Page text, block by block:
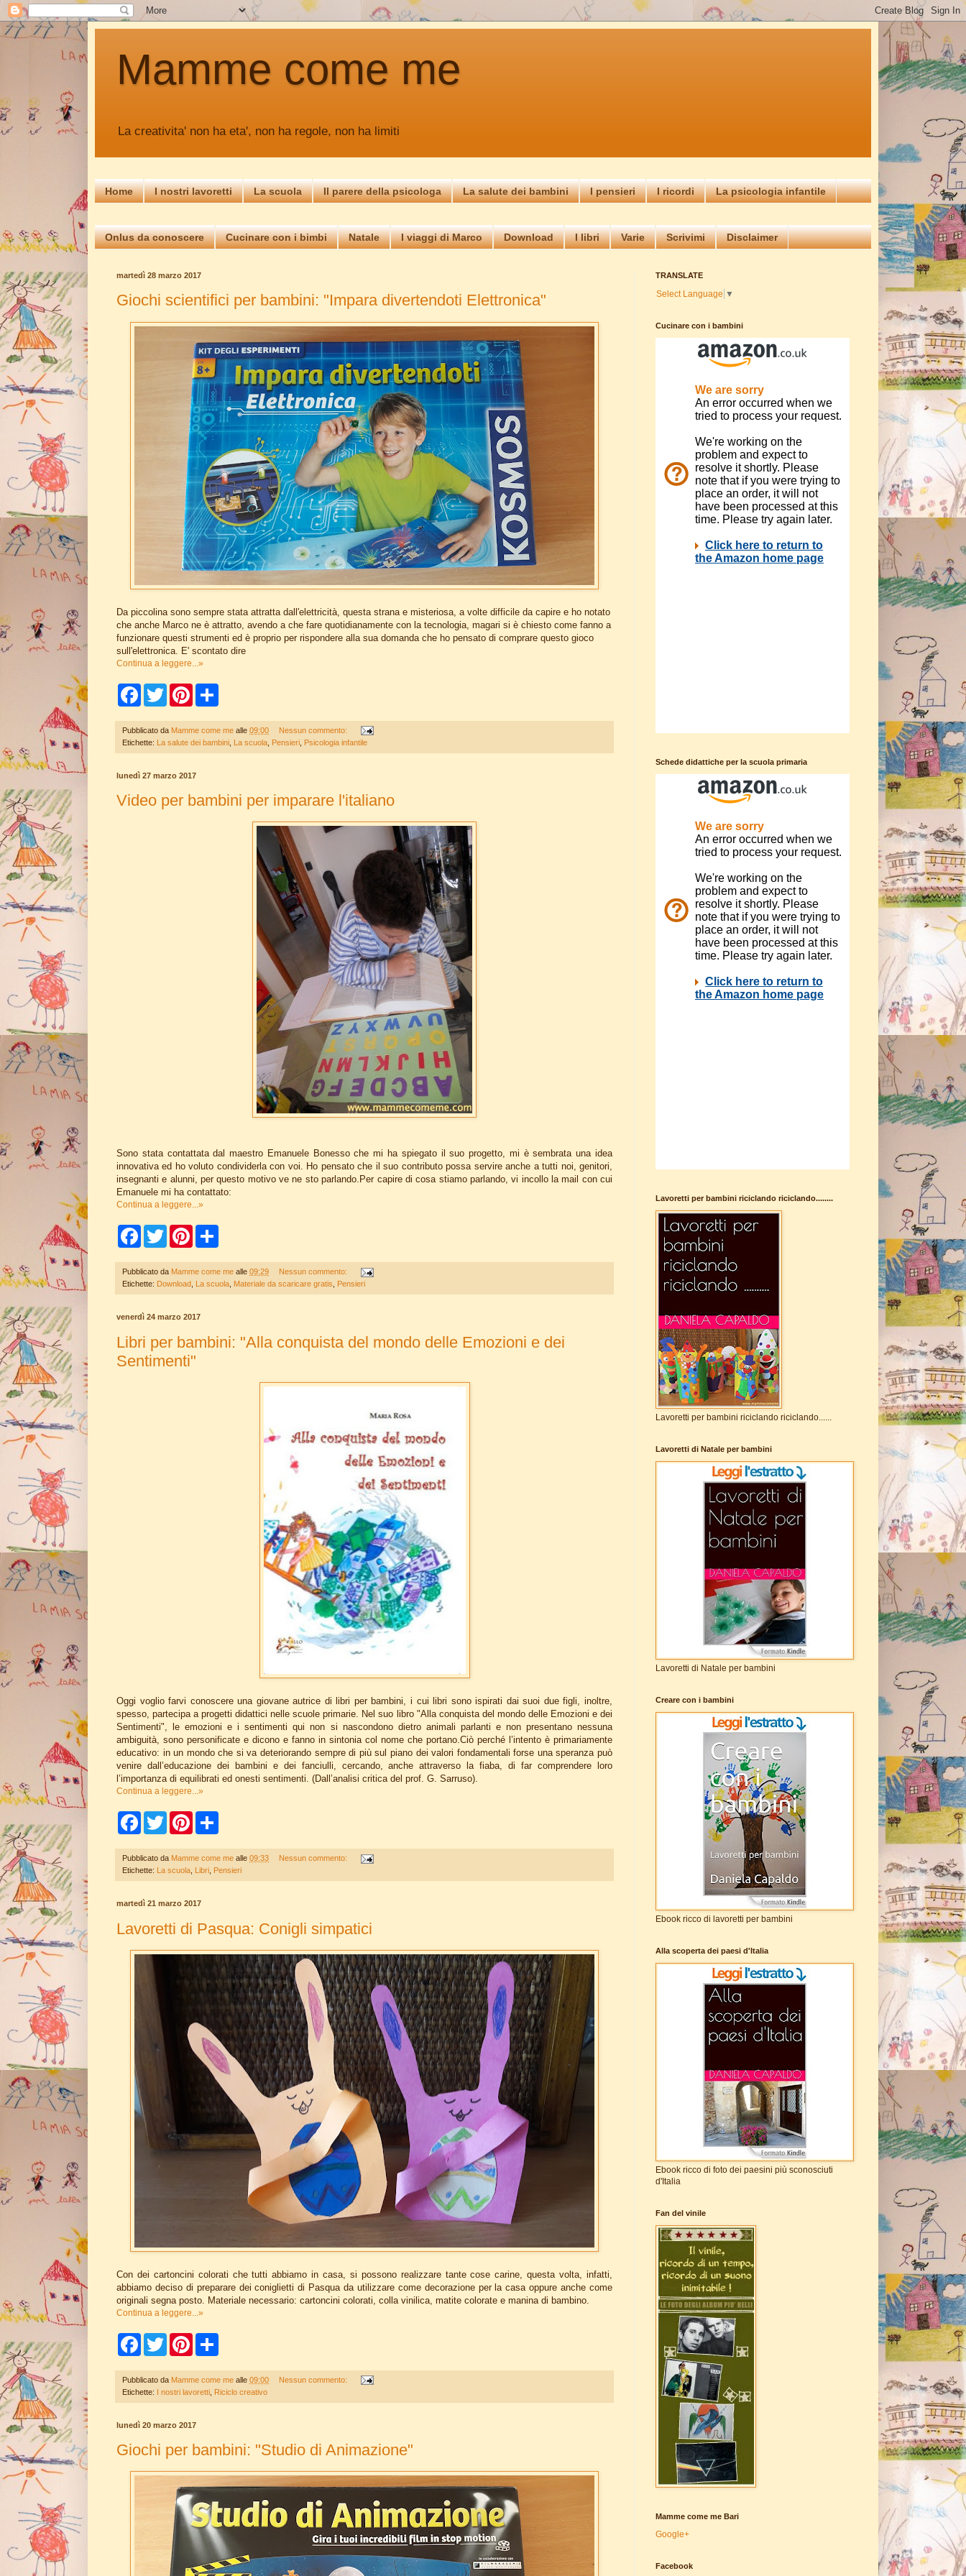
Mamme come me
La creativita' non ha eta', non ha regole, non ha limiti
Home I nostri lavoretti La scuola Il parere della psicologa La salute dei bambini I pensieri I ricordi La psicologia infantile
Onlus da conoscere Cucinare con i bimbi Natale I viaggi di Marco Download I libri Varie Scrivimi Disclaimer
martedì 28 marzo 2017
Giochi scientifici per bambini: "Impara divertendoti Elettronica"
Da piccolina sono sempre stata attratta dall'elettricità, questa strana e misteriosa, a volte difficile da capire e ho notato
che anche Marco ne è attratto, avendo a che fare quotidianamente con la tecnologia, magari si è chiesto come fanno a
funzionare questi strumenti ed è proprio per rispondere alla sua domanda che ho pensato di comprare questo gioco
sull'elettronica. E' scontato dire
Continua a leggere...»
F
e
b
o
T
w
t
t
e
P
t
e
r
t
r
e
Pubblicato da Mamme come me alle 09:00
Nessun commento:
Etichette: La salute dei bambini La scuola Pensieri Psicologia infantile
lunedì 27 marzo 2017
Video per bambini per imparare l'italiano
Sono stata contattata dal maestro Emanuele Bonesso che mi ha spiegato il suo progetto, mi è sembrata una idea
innovativa ed ho voluto condividerla con voi. Ho pensato che il suo contributo possa servire anche a tutti noi, genitori,
insegnanti e alunni, per questo motivo ve ne sto parlando.Per capire di cosa stiamo parlando, vi incollo la mail con cui
Emanuele mi ha contattato:
Continua a leggere...»
e
b
o
k
w
t
t
e
t
e
t
r
e
Pubblicato da Mamme come me alle 09:29
Nessun commento:
Etichette: Download La scuola Materiale da scaricare gratis Pensieri
venerdì 24 marzo 2017
Libri per bambini: "Alla conquista del mondo delle Emozioni e dei
Sentimenti"
Oggi voglio farvi conoscere una giovane autrice di libri per bambini, i cui libri sono ispirati dai suoi due figli, inoltre,
spesso, partecipa a progetti didattici nelle scuole primarie. Nel suo libro "Alla conquista del mondo delle Emozioni e dei
Sentimenti", le emozioni e i sentimenti qui non si nascondono dietro animali parlanti e non presentano nessuna
ambiguità, sono personificate e dicono e fanno in sintonia col nome che portano.Ciò perché l’intento è primariamente
educativo: in un mondo che si va deteriorando sempre di più sul piano dei valori fondamentali forse una speranza può
venire dall’educazione dei bambini e dei fanciulli, cercando, anche attraverso la fiaba, di far comprendere loro
l’importanza di equilibrati ed onesti sentimenti. (Dall’analisi critica del prof. G. Sarruso).
Continua a leggere...»
e
b
o
k
w
t
t
e
t
e
t
r
e
Pubblicato da Mamme come me alle 09:33
Nessun commento:
Etichette: La scuola Libri Pensieri
martedì 21 marzo 2017
Lavoretti di Pasqua: Conigli simpatici
Con dei cartoncini colorati che tutti abbiamo in casa, si possono realizzare tante cose carine, questa volta, infatti,
abbiamo deciso di preparare dei coniglietti di Pasqua da utilizzare come decorazione per la casa oppure anche come
originali segna posto. Materiale necessario: cartoncini colorati, colla vinilica, matite colorate e manina di bambino.
Continua a leggere...»
F
e
b
o
T
w
t
t
e
P
t
e
r
t
r
e
Pubblicato da Mamme come me alle 09:00
Nessun commento:
Etichette: I nostri lavoretti Riciclo creativo
lunedì 20 marzo 2017
Giochi per bambini: "Studio di Animazione"
TRANSLATE
Select Language ▼
Cucinare con i bambini
Schede didattiche per la scuola primaria
Lavoretti per bambini riciclando riciclando........
Lavoretti per bambini riciclando riciclando......
Lavoretti di Natale per bambini
Lavoretti di Natale per bambini
Creare con i bambini
Ebook ricco di lavoretti per bambini
Alla scoperta dei paesi d'Italia
Ebook ricco di foto dei paesini più sconosciuti
d'Italia
Fan del vinile
Mamme come me Bari
Google+
Facebook